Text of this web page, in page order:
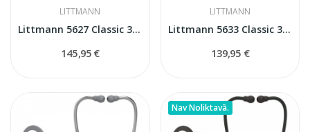
LITTMANN
Littmann 5627 Classic 3 stetoskops
145,95 €
LITTMANN
Littmann 5633 Classic 3 stetoskops
139,95 €
Nav Noliktavā.